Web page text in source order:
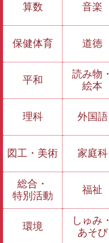
算数 音楽
保健体育 道徳
平和
読み物・
絵本
理科 外国語
図工・美術 家庭科
総合・
特別活動
福祉
環境
しゅみ・
あそび